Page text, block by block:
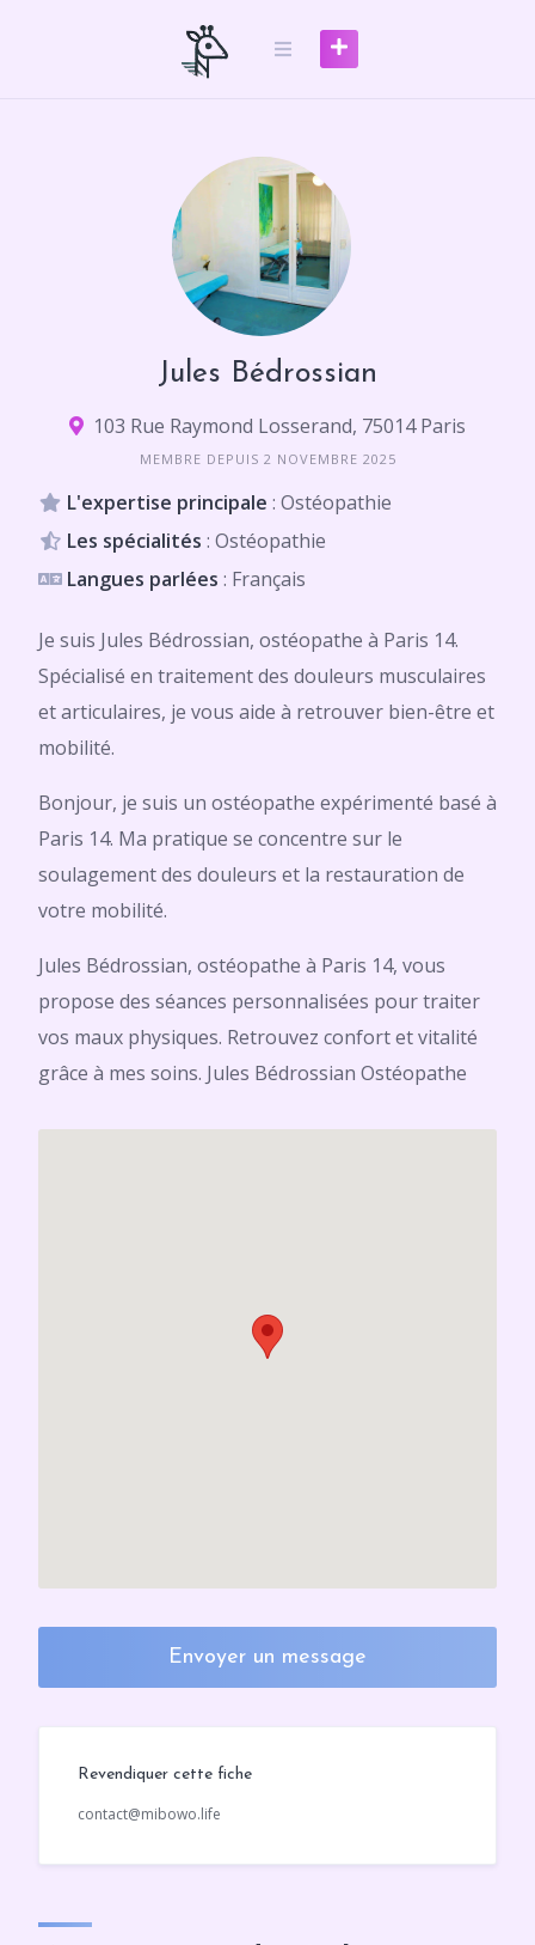
Jules Bédrossian
103 Rue Raymond Losserand, 75014 Paris
MEMBRE DEPUIS 2 NOVEMBRE 2025
L'expertise principale : Ostéopathie
Les spécialités : Ostéopathie
Langues parlées : Français
Je suis Jules Bédrossian, ostéopathe à Paris 14.
Spécialisé en traitement des douleurs musculaires
et articulaires, je vous aide à retrouver bien-être et
mobilité.
Bonjour, je suis un ostéopathe expérimenté basé à
Paris 14. Ma pratique se concentre sur le
soulagement des douleurs et la restauration de
votre mobilité.
Jules Bédrossian, ostéopathe à Paris 14, vous
propose des séances personnalisées pour traiter
vos maux physiques. Retrouvez confort et vitalité
grâce à mes soins. Jules Bédrossian Ostéopathe
Envoyer un message
Revendiquer cette fiche
contact@mibowo.life